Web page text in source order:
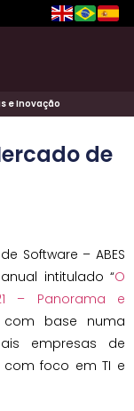
e Inovação
de
Software – ABES
intitulado “O
– Panorama e
com base numa
empresas de
foco em TI e